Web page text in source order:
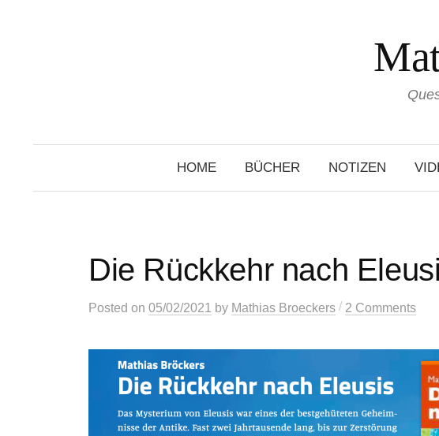
HOME BÜCHER NOTIZEN
Die Rückkehr nach
Posted on 05/02/2021 by Mathias Broeckers / 2 Comments